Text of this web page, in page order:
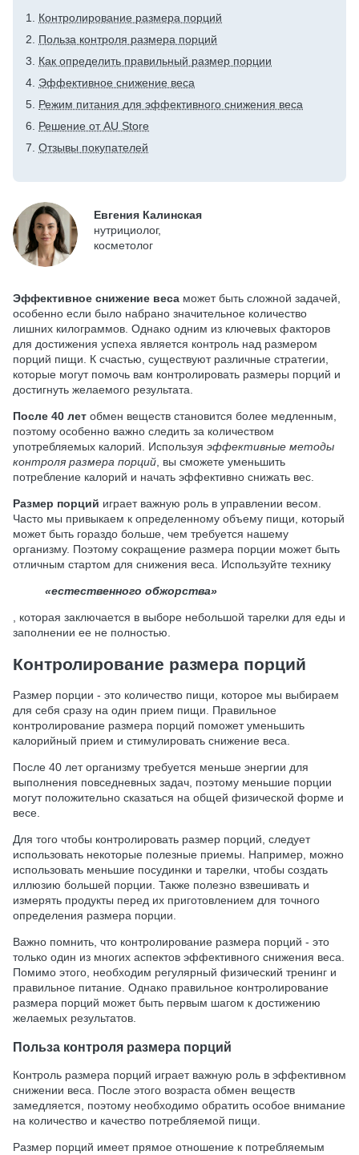
Контролирование размера порций
Польза контроля размера порций
Как определить правильный размер порции
Эффективное снижение веса
Режим питания для эффективного снижения веса
Решение от AU Store
Отзывы покупателей
Евгения Калинская
нутрициолог,
косметолог
Эффективное снижение веса может быть сложной задачей,
особенно если было набрано значительное количество
лишних килограммов. Однако одним из ключевых факторов
для достижения успеха является контроль над размером
порций пищи. К счастью, существуют различные стратегии,
которые могут помочь вам контролировать размеры порций и
достигнуть желаемого результата.
После 40 лет обмен веществ становится более медленным,
поэтому особенно важно следить за количеством
употребляемых калорий. Используя эффективные методы
контроля размера порций , вы сможете уменьшить
потребление калорий и начать эффективно снижать вес.
Размер порций играет важную роль в управлении весом.
Часто мы привыкаем к определенному объему пищи, который
может быть гораздо больше, чем требуется нашему
организму. Поэтому сокращение размера порции может быть
отличным стартом для снижения веса. Используйте технику
«естественного обжорства»
, которая заключается в выборе небольшой тарелки для еды и
заполнении ее не полностью.
Контролирование размера порций
Размер порции - это количество пищи, которое мы выбираем
для себя сразу на один прием пищи. Правильное
контролирование размера порций поможет уменьшить
калорийный прием и стимулировать снижение веса.
После 40 лет организму требуется меньше энергии для
выполнения повседневных задач, поэтому меньшие порции
могут положительно сказаться на общей физической форме и
весе.
Для того чтобы контролировать размер порций, следует
использовать некоторые полезные приемы. Например, можно
использовать меньшие посудинки и тарелки, чтобы создать
иллюзию большей порции. Также полезно взвешивать и
измерять продукты перед их приготовлением для точного
определения размера порции.
Важно помнить, что контролирование размера порций - это
только один из многих аспектов эффективного снижения веса.
Помимо этого, необходим регулярный физический тренинг и
правильное питание. Однако правильное контролирование
размера порций может быть первым шагом к достижению
желаемых результатов.
Польза контроля размера порций
Контроль размера порций играет важную роль в эффективном
снижении веса. После этого возраста обмен веществ
замедляется, поэтому необходимо обратить особое внимание
на количество и качество потребляемой пищи.
Размер порций имеет прямое отношение к потребляемым